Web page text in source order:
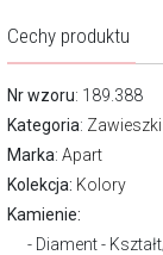
Cechy produktu
Nr wzoru: 189.388
Kategoria: Zawieszki
Marka: Apart
Kolekcja: Kolory
Kamienie:
Diament -